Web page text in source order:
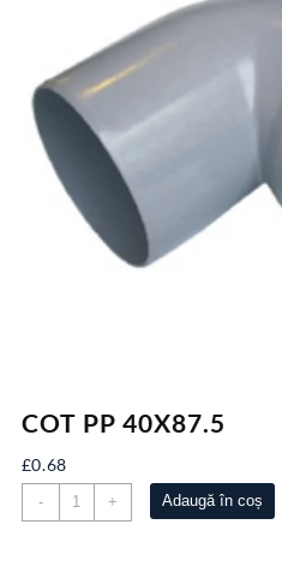
COT PP 40X87.5
£0.68
-
Cantitate
COT
+ Adaugă în coș